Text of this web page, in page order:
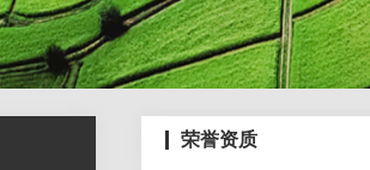
荣誉资质